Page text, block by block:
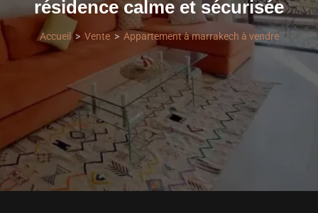
résidence calme et sécurisée
Accueil Vente Appartement à marrakech à vendre